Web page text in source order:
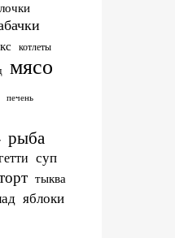
котлеты
мясо
печень
рыба
суп
тыква
яблоки